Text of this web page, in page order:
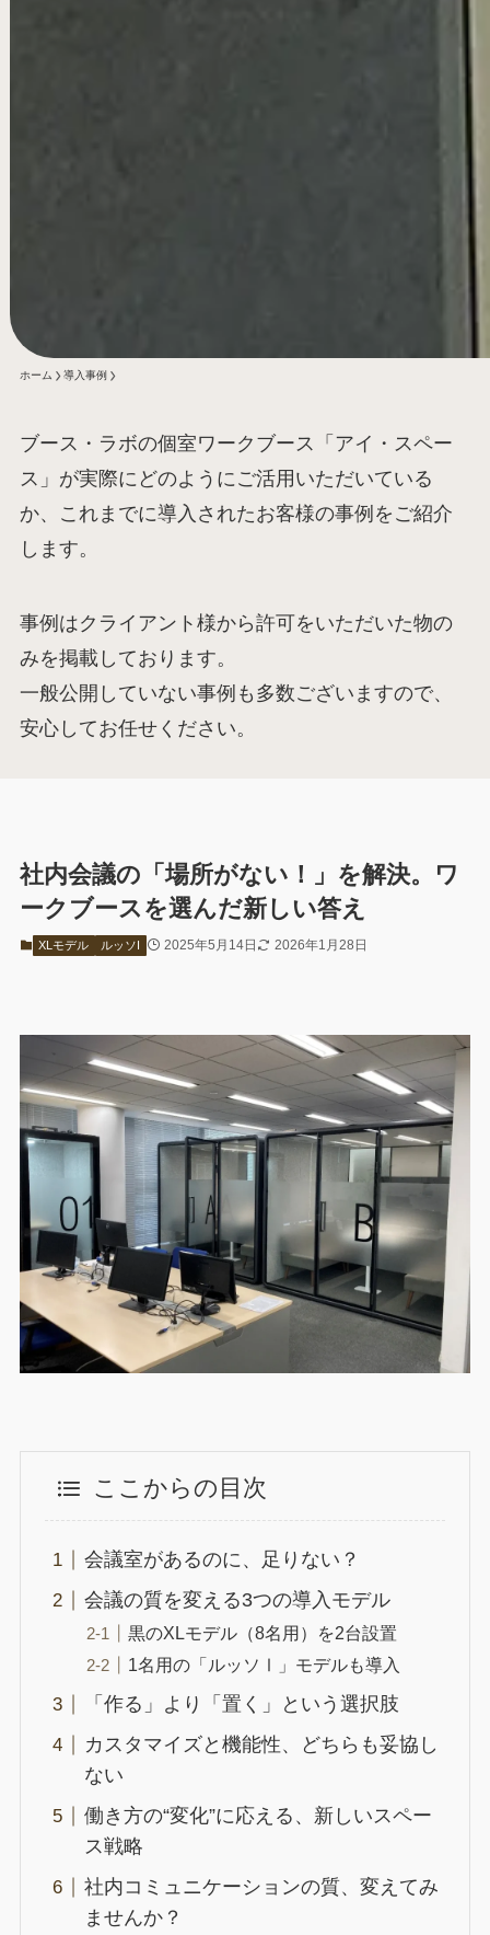
ホーム 導入事例
ブース・ラボの個室ワークブース「アイ・スペー
ス」が実際にどのようにご活用いただいている
か、これまでに導入されたお客様の事例をご紹介
します。
事例はクライアント様から許可をいただいた物の
みを掲載しております。
一般公開していない事例も多数ございますので、
安心してお任せください。
社内会議の「場所がない！」を解決。ワ
ークブースを選んだ新しい答え
XLモデル ルッソI 2025年5月14日 2026年1月28日
ここからの目次
会議室があるのに、足りない？
会議の質を変える3つの導入モデル
黒のXLモデル（8名用）を2台設置
1名用の「ルッソⅠ」モデルも導入
「作る」より「置く」という選択肢
カスタマイズと機能性、どちらも妥協し
ない
働き方の“変化”に応える、新しいスペー
ス戦略
社内コミュニケーションの質、変えてみ
ませんか？